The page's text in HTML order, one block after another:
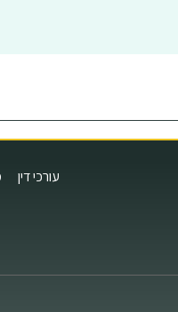
עורכי דין